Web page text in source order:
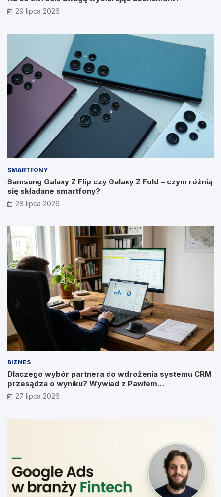
29 lipca 2026
SMARTFONY
Samsung Galaxy Z Flip czy Galaxy Z Fold – czym różnią
się składane smartfony?
28 lipca 2026
BIZNES
Dlaczego wybór partnera do wdrożenia systemu CRM
przesądza o wyniku? Wywiad z Pawłem
Prymakowskim, CEO IT Vision
27 lipca 2026